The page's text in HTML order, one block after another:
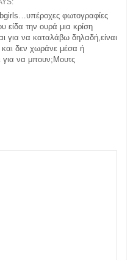
φωτογραφίες
την ουρά μια κρίση
για να καταλάβω δηλαδή,είναι
και δεν χωράνε μέσα ή
για να μπουν;Μουτς